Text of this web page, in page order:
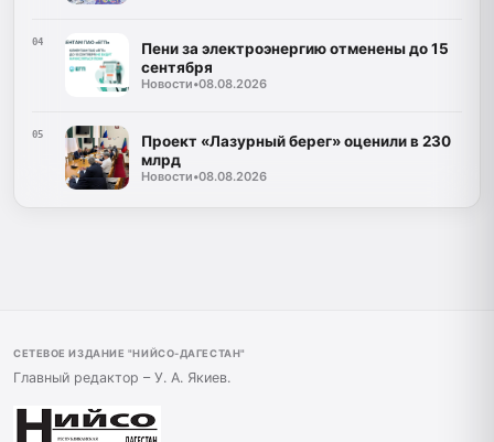
04
Пени за электроэнергию отменены до 15
сентября
Новости•08.08.2026
05
Проект «Лазурный берег» оценили в 230
млрд
Новости•08.08.2026
СЕТЕВОЕ ИЗДАНИЕ "НИЙСО-ДАГЕСТАН"
Главный редактор – У. А. Якиев.